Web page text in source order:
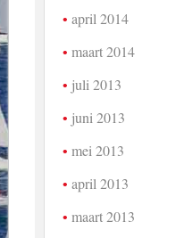
april 2014
maart 2014
juli 2013
juni 2013
mei 2013
april 2013
maart 2013